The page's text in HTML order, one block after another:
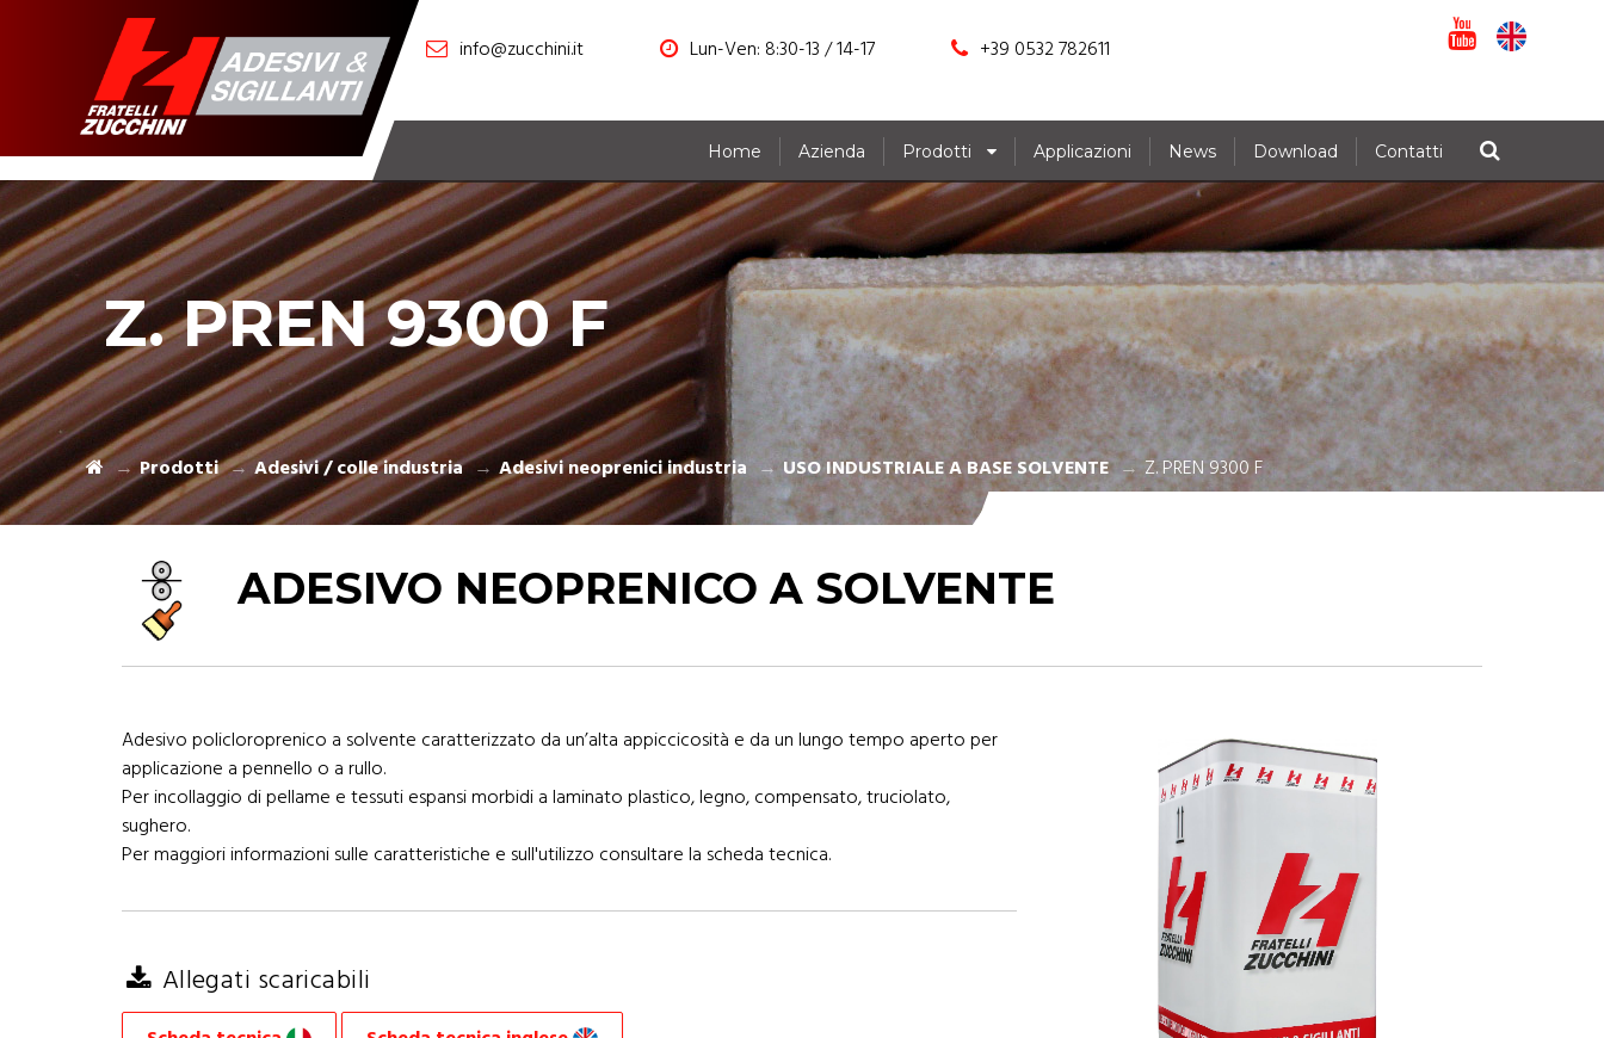
info@zucchini.it Lun-Ven: 8:30-13 / 14-17 +39 0532 782611
Home Azienda Prodotti Applicazioni News Download Contatti
Z. PREN 9300 F
Prodotti Adesivi / colle industria Adesivi neoprenici industria USO INDUSTRIALE A BASE SOLVENTE Z. PREN 9300 F
ADESIVO NEOPRENICO A SOLVENTE
Adesivo policloroprenico a solvente caratterizzato da un’alta appiccicosità e da un lungo tempo aperto per
applicazione a pennello o a rullo.
Per incollaggio di pellame e tessuti espansi morbidi a laminato plastico, legno, compensato, truciolato,
sughero.
Per maggiori informazioni sulle caratteristiche e sull'utilizzo consultare la scheda tecnica.
Allegati scaricabili